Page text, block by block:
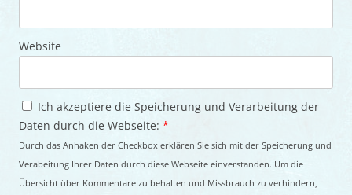
Website
Ich akzeptiere die Speicherung und Verarbeitung der
Daten durch die Webseite: *
Durch das Anhaken der Checkbox erklären Sie sich mit der Speicherung und
Verabeitung Ihrer Daten durch diese Webseite einverstanden. Um die
Übersicht über Kommentare zu behalten und Missbrauch zu verhindern,